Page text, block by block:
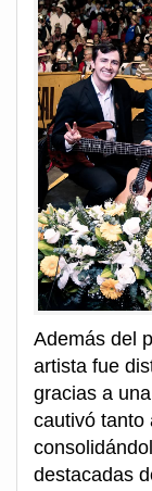
Además del
artista fue
gracias a
cautivó tanto
destacadas